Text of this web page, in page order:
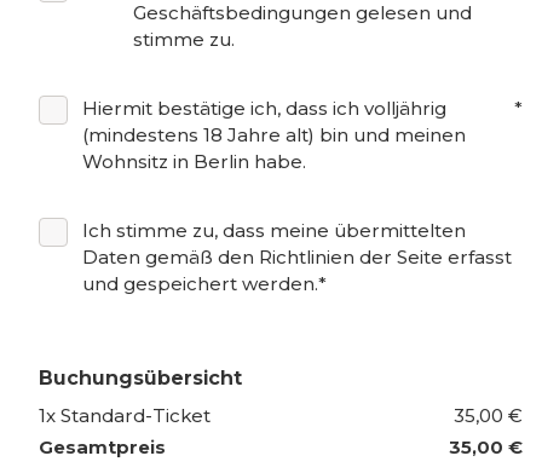
Geschäftsbedingungen gelesen und
stimme zu.
Hiermit bestätige ich, dass ich volljährig
(mindestens 18 Jahre alt) bin und meinen
Wohnsitz in Berlin habe.
*
Ich stimme zu, dass meine übermittelten
Daten gemäß den Richtlinien der Seite erfasst
und gespeichert werden.*
Buchungsübersicht
1x Standard-Ticket
35,00 €
Gesamtpreis
35,00 €